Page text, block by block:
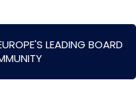
LEADING BOARD